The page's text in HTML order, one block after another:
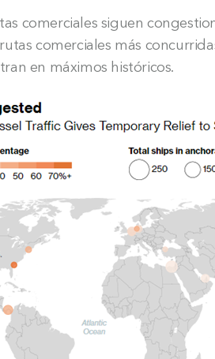
comerciales siguen
comerciales más
en máximos históricos.